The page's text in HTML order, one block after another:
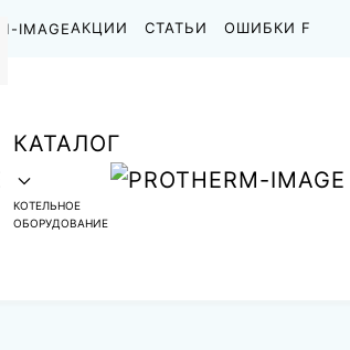
АКЦИИ СТАТЬИ ОШИБКИ F
КАТАЛОГ
КОТЕЛЬНОЕ
ОБОРУДОВАНИЕ